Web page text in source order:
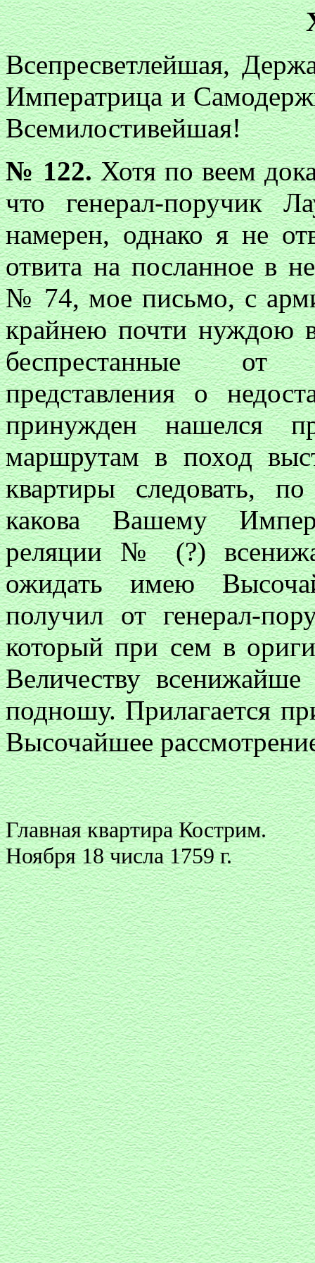
Всепресветлейшая,
Императрица и
Всемилостивейшая!
№ 122.Хотя по веем
что генерал-поручик
намерен, однако я не
отвита на посланное в
№ 74, мое письмо, с
крайнею почти нуждою
беспрестанные от
представления о
принужден нашелся
маршрутам в поход
квартиры следовать,
какова Вашему
реляции № (?)
ожидать имею
получил от генерал-
который при сем в
Величеству
подношу. Прилагается
Высочайшее
Главная квартира Кострим.
Ноября 18 числа 1759 г.